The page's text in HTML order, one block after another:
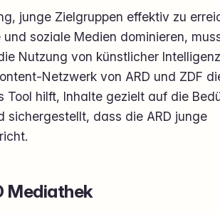
junge Zielgruppen effektiv zu
soziale Medien dominieren,
Nutzung von künstlicher
Netzwerk von ARD und ZDF
Tool hilft, Inhalte gezielt auf die
sichergestellt, dass die ARD junge
Mediathek